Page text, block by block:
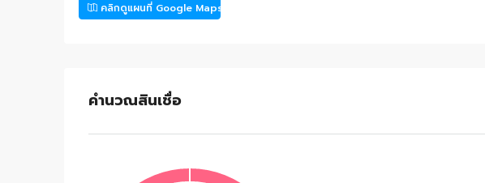
คลิกดูแผนที่ Google Maps
คำนวณสินเชื่อ